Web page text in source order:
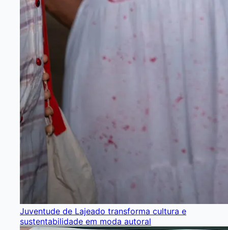
Juventude de Lajeado transforma cultura e
sustentabilidade em moda autoral